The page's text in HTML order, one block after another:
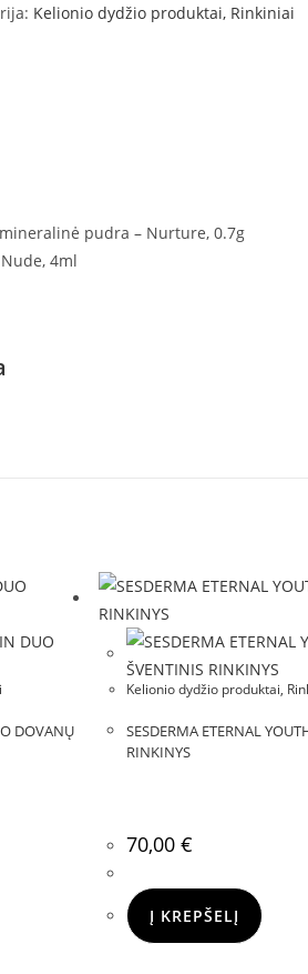
Kelionio dydžio produktai, Rinkiniai
pudra – Nurture, 0.7g
4ml
DOVANŲ
Kelionio dydžio produktai,
SESDERMA ETERNAL
RINKINYS
70,00€
Į KREPŠELĮ